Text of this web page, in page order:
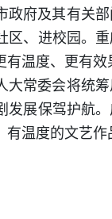
政府及其有关
区、进校园。
有温度、更有
大常委会将统
发展保驾护航
有温度的文艺